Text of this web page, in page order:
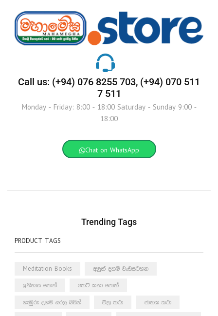
Call us: (+94) 076 8255 703, (+94) 070 511
7 511
Monday - Friday: 8:00 - 18:00 Saturday - Sunday 9:00 -
18:00
Chat on WhatsApp
Trending Tags
PRODUCT TAGS
Meditation Books අලුත් දහම් වැඩසටහන
ඉතිහාස පොත් කෙටි කතා පොත්
ගැඹුරු දහම සරල බසින් චිත්‍ර කථා ජාතක කථා